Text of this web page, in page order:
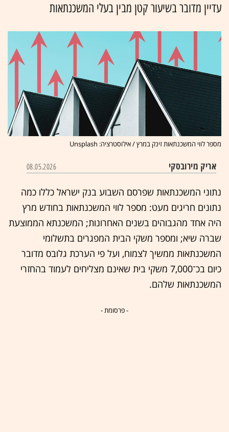
עדיין מדובר בשיעור קטן מבין בעלי המשכנתאות
מספר לווי המשכנתאות זינק במרץ / אילוסטרציה: Unsplash
אריק מירובסקי 08.05.2026
נתוני המשכנתאות שפרסם השבוע בנק ישראל כללו כמה
נתונים חריגים מעט: מספר לווי המשכנתאות בחודש מרץ
היה אחד מהגבוהים בשנים האחרונות; המשכנתא הממוצעת
שברה שיא; ומספר משקי הבית המפגרים בתשלומי
המשכנתאות ממשיך לצמוח, ועל פי הערכת גלובס מדובר
כיום בכ־7,000 משקי בית שאינם מצליחים לעמוד בהחזרי
המשכנתאות שלהם.
- פרסומת -